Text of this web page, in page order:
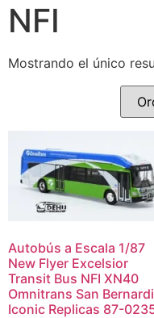
NFI
Mostrando el único
Autobús a Escala 1/87
New Flyer Excelsior
Transit Bus NFI XN40
Omnitrans San
Iconic Replicas 87-